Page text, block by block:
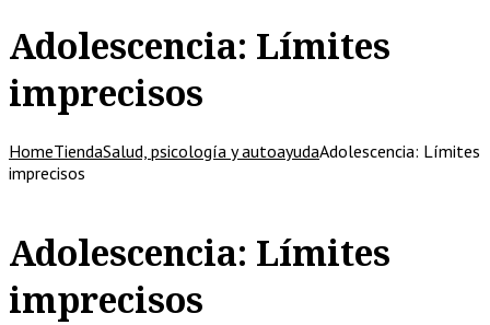
Adolescencia: Límites
imprecisos
HomeTiendaSalud, psicología y autoayudaAdolescencia: Límites
imprecisos
Adolescencia: Límites
imprecisos